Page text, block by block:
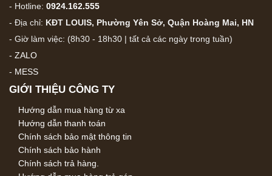
- Hotline: 0924.162.555
- Địa chỉ: KĐT LOUIS, Phường Yên Sở, Quận Hoàng Mai, HN
- Giờ làm việc: (8h30 - 18h30 | tất cả các ngày trong tuần)
- ZALO
- MESS
GIỚI THIỆU CÔNG TY
Hướng dẫn mua hàng từ xa
Hướng dẫn thanh toán
Chính sách bảo mật thông tin
Chính sách bảo hành
Chính sách trả hàng.